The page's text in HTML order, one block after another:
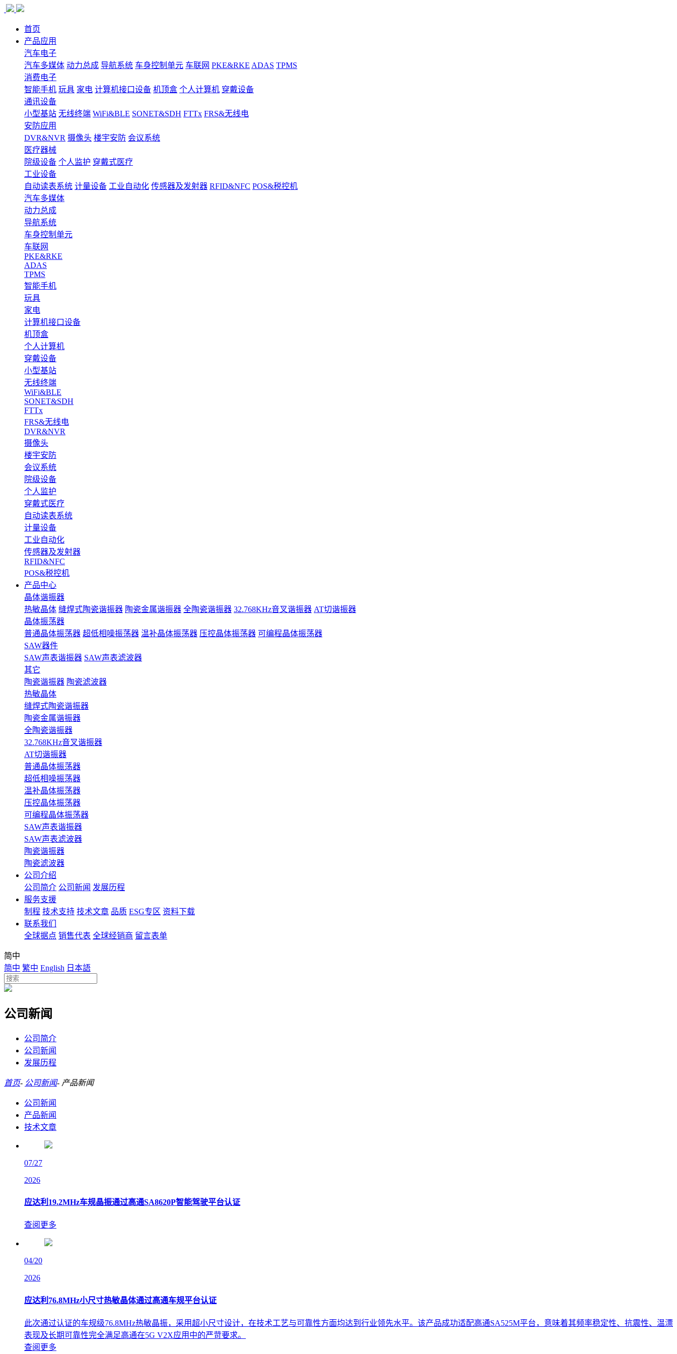
首页
产品应用
汽车电子
汽车多媒体 动力总成 导航系统 车身控制单元 车联网 PKE&RKE ADAS TPMS
消费电子
智能手机 玩具 家电 计算机接口设备 机顶盒 个人计算机 穿戴设备
通讯设备
小型基站 无线终端 WiFi&BLE SONET&SDH FTTx FRS&无线电
安防应用
DVR&NVR 摄像头 楼宇安防 会议系统
医疗器械
院级设备 个人监护 穿戴式医疗
工业设备
自动读表系统 计量设备 工业自动化 传感器及发射器 RFID&NFC POS&税控机
汽车多媒体
动力总成
导航系统
车身控制单元
车联网
PKE&RKE
ADAS
TPMS
智能手机
玩具
家电
计算机接口设备
机顶盒
个人计算机
穿戴设备
小型基站
无线终端
WiFi&BLE
SONET&SDH
FTTx
FRS&无线电
DVR&NVR
摄像头
楼宇安防
会议系统
院级设备
个人监护
穿戴式医疗
自动读表系统
计量设备
工业自动化
传感器及发射器
RFID&NFC
POS&税控机
产品中心
晶体谐振器
热敏晶体 缝焊式陶瓷谐振器 陶瓷金属谐振器 全陶瓷谐振器 32.768KHz音叉谐振器 AT切谐振器
晶体振荡器
普通晶体振荡器 超低相噪振荡器 温补晶体振荡器 压控晶体振荡器 可编程晶体振荡器
SAW器件
SAW声表谐振器 SAW声表滤波器
其它
陶瓷谐振器 陶瓷滤波器
热敏晶体
缝焊式陶瓷谐振器
陶瓷金属谐振器
全陶瓷谐振器
32.768KHz音叉谐振器
AT切谐振器
普通晶体振荡器
超低相噪振荡器
温补晶体振荡器
压控晶体振荡器
可编程晶体振荡器
SAW声表谐振器
SAW声表滤波器
陶瓷谐振器
陶瓷滤波器
公司介绍
公司简介 公司新闻 发展历程
服务支援
制程 技术支持 技术文章 品质 ESG专区 资料下载
联系我们
全球据点 销售代表 全球经销商 留言表单
简中
简中 繁中 English 日本語
公司新闻
公司简介
公司新闻
发展历程
首页- 公司新闻- 产品新闻
公司新闻
产品新闻
技术文章
07/27
2026
应达利19.2MHz车规晶振通过高通SA8620P智能驾驶平台认证
查阅更多
04/20
2026
应达利76.8MHz小尺寸热敏晶体通过高通车规平台认证
此次通过认证的车规级76.8MHz热敏晶振，采用超小尺寸设计，在技术工艺与可靠性方面均达到行业领先水平。该产品成功适配高通SA525M平台，意味着其频率稳定性、抗震性、温漂
表现及长期可靠性完全满足高通在5G V2X应用中的严苛要求。
查阅更多